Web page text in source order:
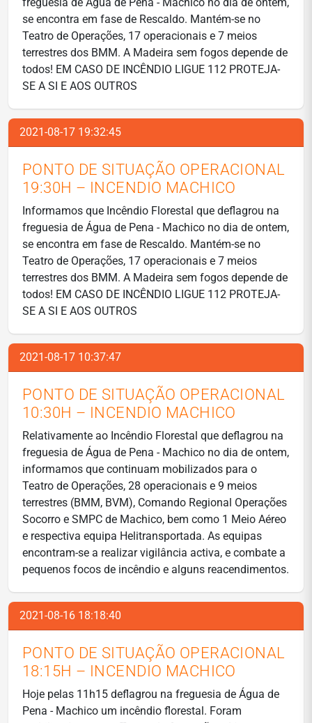
se encontra em fase de Rescaldo. Mantém-se no
Teatro de Operações, 17 operacionais e 7 meios
terrestres dos BMM. A Madeira sem fogos depende de
todos! EM CASO DE INCÊNDIO LIGUE 112 PROTEJA-
SE A SI E AOS OUTROS
2021-08-17 19:32:45
PONTO DE SITUAÇÃO OPERACIONAL
19:30H – INCENDIO MACHICO
Informamos que Incêndio Florestal que deflagrou na
freguesia de Água de Pena - Machico no dia de ontem,
se encontra em fase de Rescaldo. Mantém-se no
Teatro de Operações, 17 operacionais e 7 meios
terrestres dos BMM. A Madeira sem fogos depende de
todos! EM CASO DE INCÊNDIO LIGUE 112 PROTEJA-
SE A SI E AOS OUTROS
2021-08-17 10:37:47
PONTO DE SITUAÇÃO OPERACIONAL
10:30H – INCENDIO MACHICO
Relativamente ao Incêndio Florestal que deflagrou na
freguesia de Água de Pena - Machico no dia de ontem,
informamos que continuam mobilizados para o
Teatro de Operações, 28 operacionais e 9 meios
terrestres (BMM, BVM), Comando Regional Operações
Socorro e SMPC de Machico, bem como 1 Meio Aéreo
e respectiva equipa Helitransportada. As equipas
encontram-se a realizar vigilância activa, e combate a
pequenos focos de incêndio e alguns reacendimentos.
2021-08-16 18:18:40
PONTO DE SITUAÇÃO OPERACIONAL
18:15H – INCENDIO MACHICO
Hoje pelas 11h15 deflagrou na freguesia de Água de
Pena - Machico um incêndio florestal. Foram